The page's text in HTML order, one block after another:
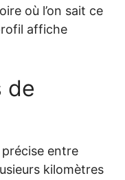
où l’on sait ce
affiche
de
entre
kilomètres